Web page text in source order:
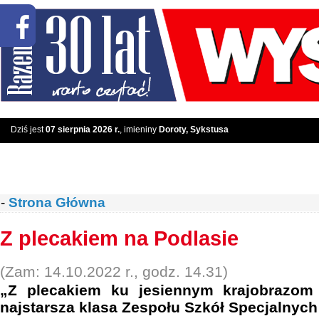
Dziś jest07 sierpnia 2026 r., imieniny Doroty, Sykstusa
- Strona Główna
Z plecakiem na Podlasie
(Zam: 14.10.2022 r., godz. 14.31)
„Z plecakiem ku jesiennym krajobrazom
najstarsza klasa Zespołu Szkół